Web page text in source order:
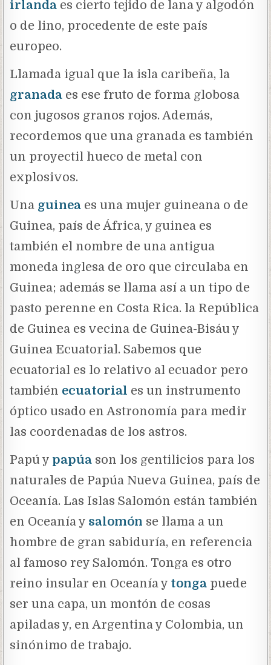
irlanda es cierto tejido de lana y algodón
o de lino, procedente de este país
europeo.
Llamada igual que la isla caribeña, la
granada es ese fruto de forma globosa
con jugosos granos rojos. Además,
recordemos que una granada es también
un proyectil hueco de metal con
explosivos.
Una guinea es una mujer guineana o de
Guinea, país de África, y guinea es
también el nombre de una antigua
moneda inglesa de oro que circulaba en
Guinea; además se llama así a un tipo de
pasto perenne en Costa Rica. la República
de Guinea es vecina de Guinea-Bisáu y
Guinea Ecuatorial. Sabemos que
ecuatorial es lo relativo al ecuador pero
también ecuatorial es un instrumento
óptico usado en Astronomía para medir
las coordenadas de los astros.
Papú y papúa son los gentilicios para los
naturales de Papúa Nueva Guinea, país de
Oceanía. Las Islas Salomón están también
en Oceanía y salomón se llama a un
hombre de gran sabiduría, en referencia
al famoso rey Salomón. Tonga es otro
reino insular en Oceanía y tonga puede
ser una capa, un montón de cosas
apiladas y, en Argentina y Colombia, un
sinónimo de trabajo.